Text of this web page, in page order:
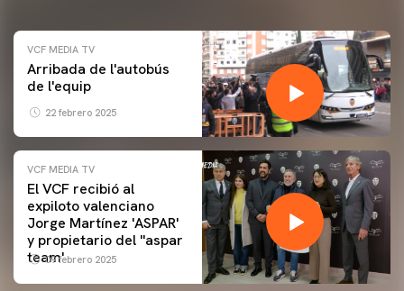
VCF MEDIA TV
Arribada de l'autobús
de l'equip
22 febrero 2025
VCF MEDIA TV
El VCF recibió al
expiloto valenciano
Jorge Martínez 'ASPAR'
y propietario del ''aspar
team'
09 febrero 2025